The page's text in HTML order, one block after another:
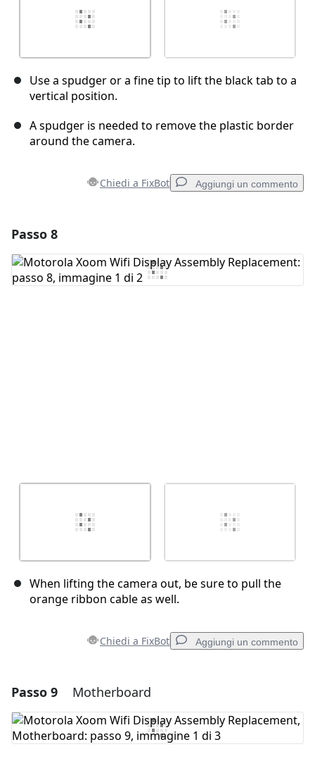
Use a spudger or a fine tip to lift the black tab to a
vertical position.
A spudger is needed to remove the plastic border
around the camera.
Chiedi a FixBot Aggiungi un commento
Aggiungi Commento
Passo 8
When lifting the camera out, be sure to pull the
orange ribbon cable as well.
Chiedi a FixBot Aggiungi un commento
Aggiungi un commento
Aggiungi Commento
Passo 9 Motherboard